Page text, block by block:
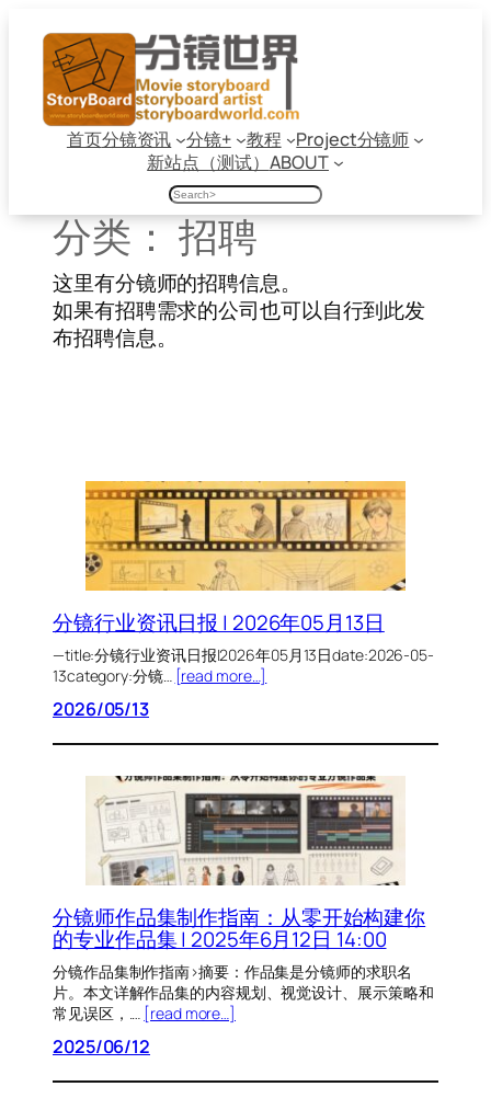
首页分镜资讯 分镜+ 教程 Project分镜师
新站点（测试） ABOUT
搜
索
分类：招聘
这里有分镜师的招聘信息。
如果有招聘需求的公司也可以自行到此发
布招聘信息。
分镜行业资讯日报 | 2026年05月13日
—title:分镜行业资讯日报|2026年05月13日date:2026-05-
13category:分镜… [read more…]
2026/05/13
分镜师作品集制作指南：从零开始构建你
的专业作品集 | 2025年6月12日 14:00
分镜作品集制作指南>摘要：作品集是分镜师的求职名
片。本文详解作品集的内容规划、视觉设计、展示策略和
常见误区，.… [read more…]
2025/06/12